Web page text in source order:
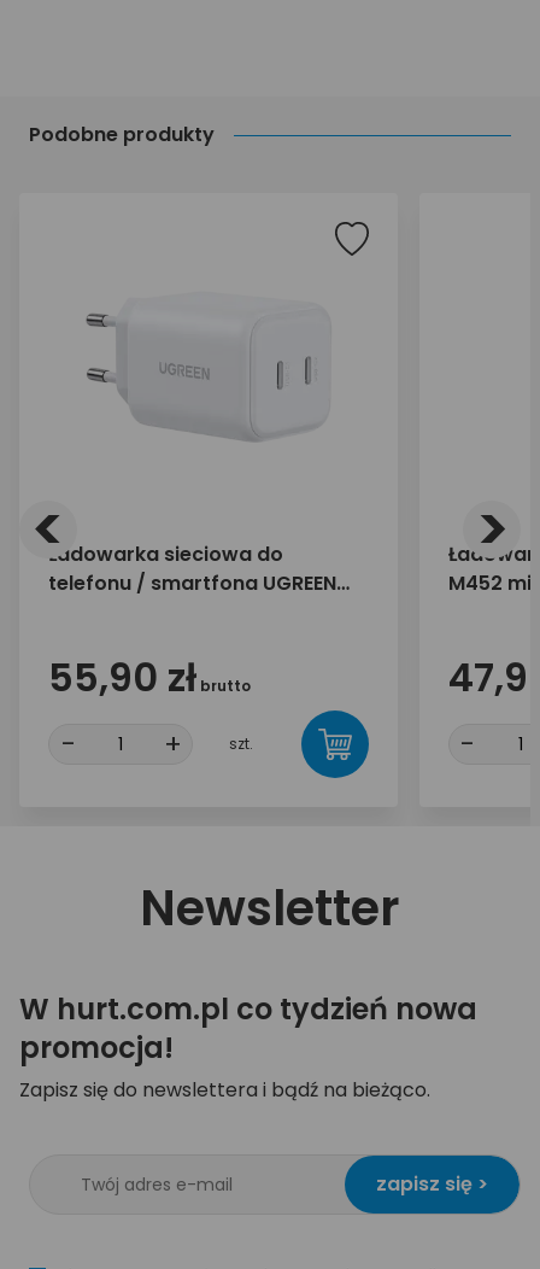
Podobne produkty
Ładowarka sieciowa do
telefonu / smartfona UGREEN
55,90 zł brutto
- + szt.
M452
-
< >
Newsletter
W hurt.com.pl co tydzień nowa
promocja!
Zapisz się do newslettera i bądź na bieżąco.
zapisz się >